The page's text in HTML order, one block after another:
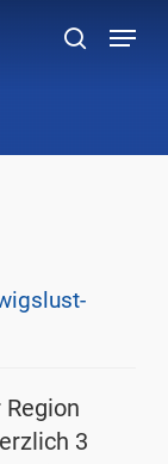
suchen
Menu
3